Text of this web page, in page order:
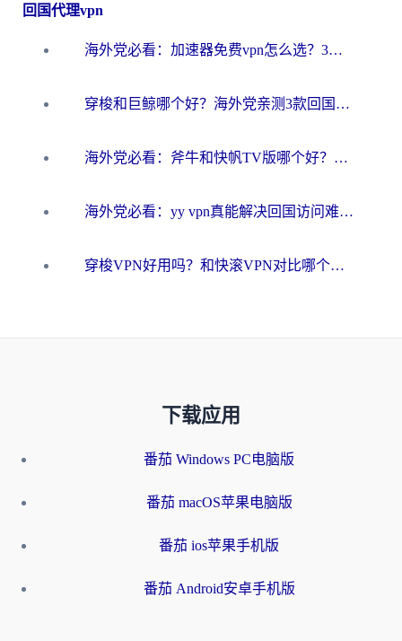
回国代理vpn
海外党必看：加速器免费vpn怎么选？3步教你无缝访问国内资源
穿梭和巨鲸哪个好？海外党亲测3款回国加速器，教你避开90%的坑
海外党必看：斧牛和快帆TV版哪个好？3分钟选对回国加速器，无缝刷B站、追热剧
海外党必看：yy vpn真能解决回国访问难题？附云极initap测评+免费方案对比
穿梭VPN好用吗？和快滚VPN对比哪个回国效果更好？海外党选回国加速器必看指南
下载应用
番茄 Windows PC电脑版
番茄 macOS苹果电脑版
番茄 ios苹果手机版
番茄 Android安卓手机版